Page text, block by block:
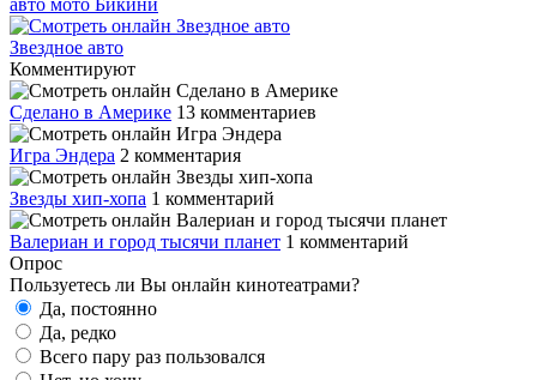
Звездное авто
Комментируют
Сделано в Америке 13 комментариев
Игра Эндера 2 комментария
Звезды хип-хопа 1 комментарий
Валериан и город тысячи планет 1 комментарий
Опрос
Пользуетесь ли Вы онлайн кинотеатрами?
Да, постоянно
Да, редко
Всего пару раз пользовался